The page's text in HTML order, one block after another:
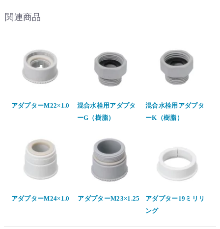
関連商品
アダプターM22×1.0
混合水栓用アダプタ
ーG（樹脂）
混合水栓用アダプタ
ーK（樹脂）
アダプターM24×1.0 アダプターM23×1.25
アダプター19ミリリ
ング